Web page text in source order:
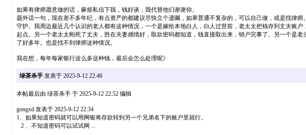
如果有律师愿意做的话，麻烦私信下我，钱好谈，我代替他们谢谢你。
题外话一句，现在差不多年纪，有点资产的都建议尽快立个遗嘱，如果普通不复杂的，可以自己做，或是找律
守护。我周边最近几个认识的老人都有这种情况，一个是嫁给本地白人，白人过世前，老太太把钱存到丈夫账
起点。另一个老太太刚死了丈夫，胜在夫妻感情好，取款密码都知道，钱直接取出来，销户完事了。另一个是
了好多年。也是找不到律师这种情况。
我在想，每年每家银行这么多这种钱，最后会怎么处理呢》
绿茶杀手发表于 2025-9-12 22:46
本帖最后由 绿茶杀手 于 2025-9-12 22:52 编辑
gongxd 发表于 2025-9-12 22:34
1、如果知道密码就可以用网银将存款转到另一个兄弟名下的账户里就行。
2 、不知道密码可以试试网 ...